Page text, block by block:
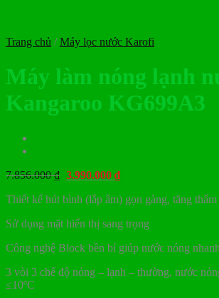
Trang chủ / Máy lọc nước Karofi
Máy làm nóng lạnh
Kangaroo KG699A3
7.856.000₫ Giá
là:
3.990.000 ₫Giá
tại
3.990.000 ₫.
Thiết kế hút bình (lắp âm) gọn gàng, tăng
Sử dụng mặt hiển thị sang trọng
Công nghệ Block bền bỉ giúp nước nóng
3 vòi 3 chế độ nóng – lạnh – thường, nước
≤10ºC